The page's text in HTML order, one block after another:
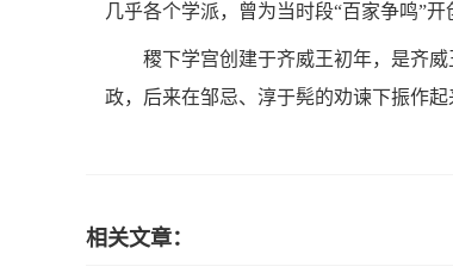
几乎各个学派，曾为当时段“百家争鸣”
稷下学宫创建于齐威王初年，是齐
政，后来在邹忌、淳于髡的劝谏下振作
相关文章：